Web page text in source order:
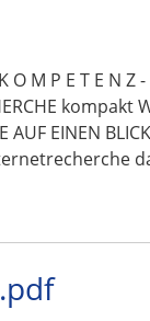
M P E T E N Z -
kompakt
AUF EINEN